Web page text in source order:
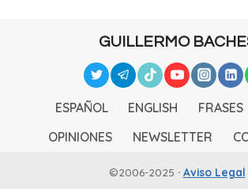
GUILLERMO
ESPAÑOL ENGLISH FRASES
OPINIONES
NEWSLETTER
©2006-2025 · Aviso Legal